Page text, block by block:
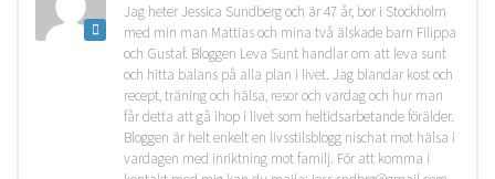
Jag heter Jessica Sundberg och är 47 år, bor i Stockholm
med min man Mattias och mina två älskade barn Filippa
och Gustaf. Bloggen Leva Sunt handlar om att leva sunt
och hitta balans på alla plan i livet. Jag blandar kost och
recept, träning och hälsa, resor och vardag och hur man
får detta att gå ihop i livet som heltidsarbetande förälder.
Bloggen är helt enkelt en livsstilsblogg nischat mot hälsa i
vardagen med inriktning mot familj. För att komma i